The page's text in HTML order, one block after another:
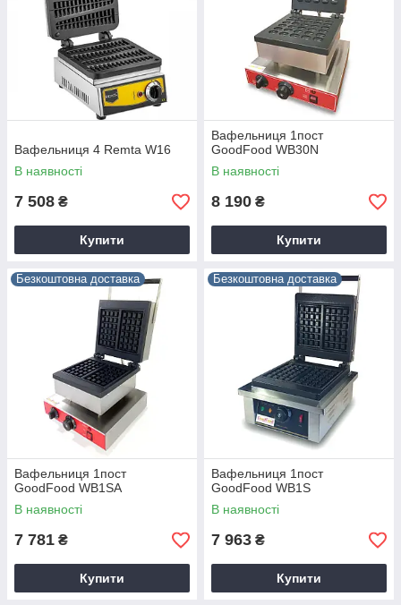
Вафельниця 4 Remta W16
В наявності
7 508 ₴
Купити
Вафельниця 1пост
GoodFood WB30N
В наявності
8 190 ₴
Купити
Безкоштовна доставка
Вафельниця 1пост
GoodFood WB1SA
В наявності
7 781 ₴
Купити
Безкоштовна доставка
Вафельниця 1пост
GoodFood WB1S
В наявності
7 963 ₴
Купити